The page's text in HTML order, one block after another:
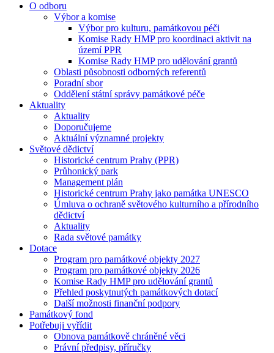
O odboru
Výbor a komise
Výbor pro kulturu, památkovou péči
Komise Rady HMP pro koordinaci aktivit na
území PPR
Komise Rady HMP pro udělování grantů
Oblasti působnosti odborných referentů
Poradní sbor
Oddělení státní správy památkové péče
Aktuality
Aktuality
Doporučujeme
Aktuální významné projekty
Světové dědictví
Historické centrum Prahy (PPR)
Průhonický park
Management plán
Historické centrum Prahy jako památka UNESCO
Úmluva o ochraně světového kulturního a přírodního
dědictví
Aktuality
Rada světové památky
Dotace
Program pro památkové objekty 2027
Program pro památkové objekty 2026
Komise Rady HMP pro udělování grantů
Přehled poskytnutých památkových dotací
Další možnosti finanční podpory
Památkový fond
Potřebuji vyřídit
Obnova památkově chráněné věci
Právní předpisy, příručky